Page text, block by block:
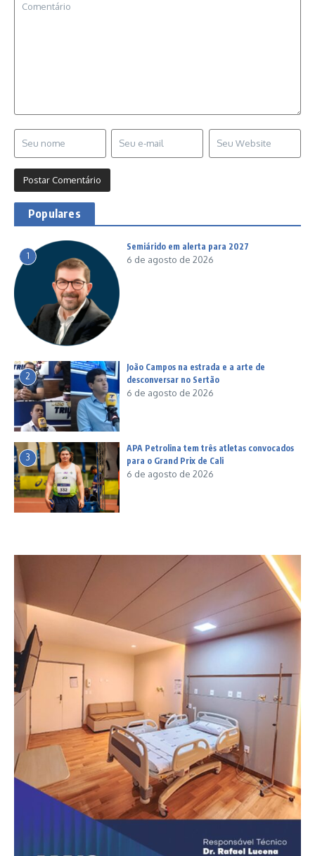
Populares
1
Semiárido em alerta para 2027
6 de agosto de 2026
2
João Campos na estrada e a arte de
desconversar no Sertão
6 de agosto de 2026
3
APA Petrolina tem três atletas convocados
para o Grand Prix de Cali
6 de agosto de 2026